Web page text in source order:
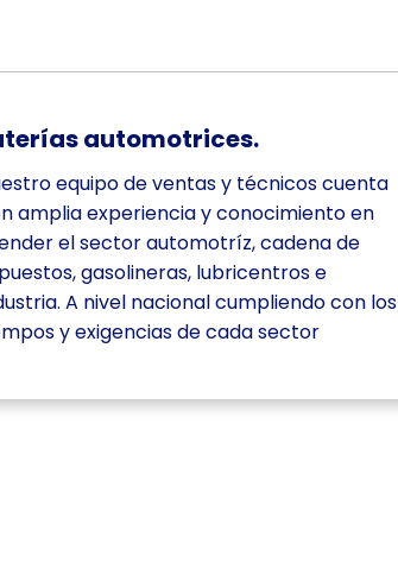
automotrices.
equipo de ventas y técnicos cuenta
amplia experiencia y conocimiento en
el sector automotríz, cadena de
gasolineras, lubricentros e
A nivel nacional cumpliendo con los
y exigencias de cada sector